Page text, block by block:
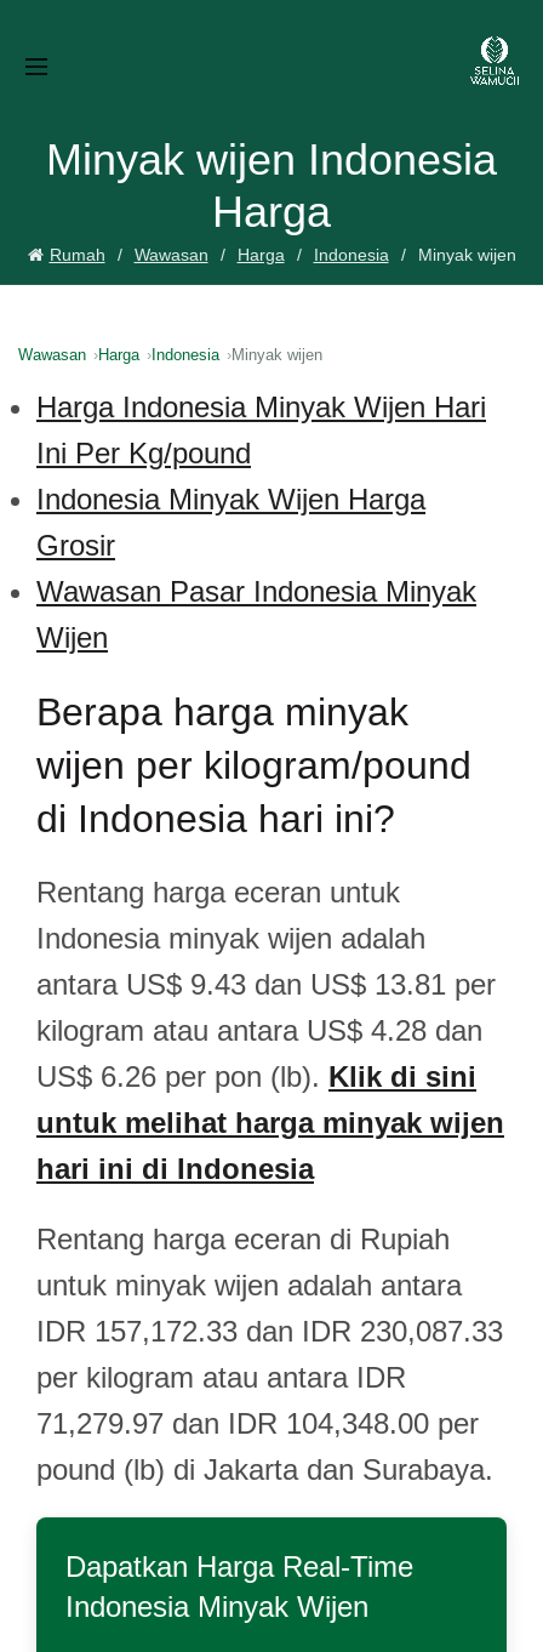
Minyak wijen Indonesia
Harga
Rumah Wawasan Harga Indonesia Minyak wijen
Wawasan Harga Indonesia Minyak wijen
Harga Indonesia Minyak Wijen Hari
Ini Per Kg/pound
Indonesia Minyak Wijen Harga
Grosir
Wawasan Pasar Indonesia Minyak
Wijen
Berapa harga minyak
wijen per kilogram/pound
di Indonesia hari ini?
Rentang harga eceran untuk
Indonesia minyak wijen adalah
antara US$ 9.43 dan US$ 13.81 per
kilogram atau antara US$ 4.28 dan
US$ 6.26 per pon (lb). Klik di sini
untuk melihat harga minyak wijen
hari ini di Indonesia
Rentang harga eceran di Rupiah
untuk minyak wijen adalah antara
IDR 157,172.33 dan IDR 230,087.33
per kilogram atau antara IDR
71,279.97 dan IDR 104,348.00 per
pound (lb) di Jakarta dan Surabaya.
Dapatkan Harga Real-Time
Indonesia Minyak Wijen